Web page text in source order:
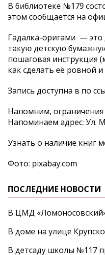
В библиотеке №179
этом сообщается на
Гадалка-оригами — это
такую детскую
пошаговая инструкция
как сделать её ровной
Запись доступна в по
Напомним,
Напоминаем адрес: Ул.
Узнать о наличие книг
Фото: pixabay.com
ПОСЛЕДНИЕ НОВОСТИ
В ЦМД
В доме на улице
В детсаду школы №117